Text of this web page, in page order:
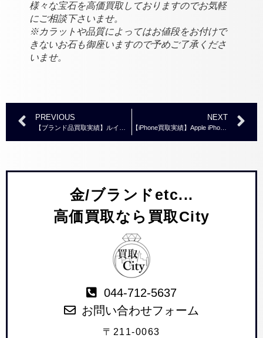
様々な宝石を高価買取しておりますのでお気軽
にご相談下さいませ。
※カラットや品質によってはお値段をお付けで
きないお石も御座いますので予めご了承くださ
いませ。
PREVIOUS NEXT
【iPhone買取実績】Apple iPhone6s 32GB シルバー MN0X2J/A SIMロック解除済み ￥1,000～￥3,000
金/ブランドetc...
高価買取なら買取City
044-712-5637
お問い合わせフォーム
〒211-0063